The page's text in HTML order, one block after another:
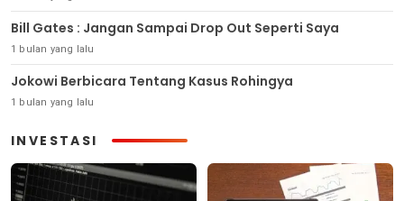
Bill Gates : Jangan Sampai Drop Out Seperti Saya
1 bulan yang lalu
Jokowi Berbicara Tentang Kasus Rohingya
1 bulan yang lalu
INVESTASI